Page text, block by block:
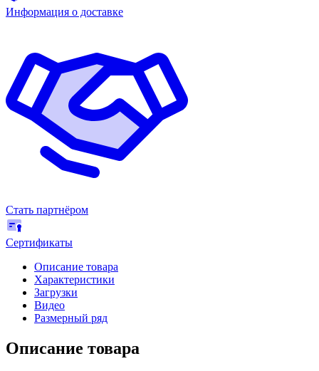
Информация о доставке
Стать партнёром
Сертификаты
Описание товара
Характеристики
Загрузки
Видео
Размерный ряд
Описание товара